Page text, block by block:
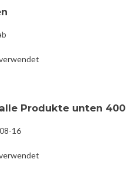
Produkte unten 400
16